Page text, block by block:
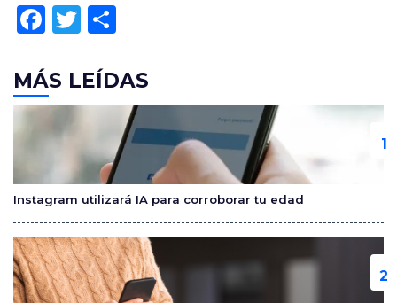
F
c
e
b
o
o
k
T
itt
er
m
p
ar
tir
MÁS LEÍDAS
Instagram utilizará IA para corroborar tu edad